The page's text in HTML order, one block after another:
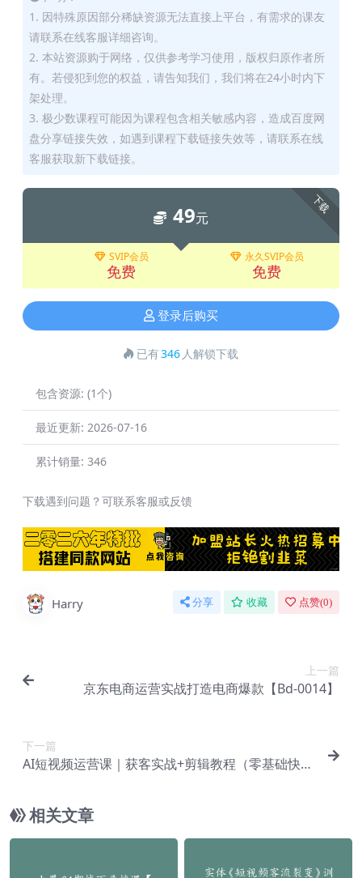
1. 因特殊原因部分稀缺资源无法直接上平台，有需求的课友
请联系在线客服详细咨询。
2. 本站资源购于网络，仅供参考学习使用，版权归原作者所
有。若侵犯到您的权益，请告知我们，我们将在24小时内下
架处理。
3. 极少数课程可能因为课程包含相关敏感内容，造成百度网
盘分享链接失效，如遇到课程下载链接失效等，请联系在线
客服获取新下载链接。
下载
49元
SVIP会员
免费
永久SVIP会员
免费
登录后购买
已有346 人解锁下载
包含资源: (1个)
最近更新: 2026-07-16
累计销量: 346
下载遇到问题？可联系客服或反馈
Harry 分享 收藏 点赞(0)
上一篇
京东电商运营实战打造电商爆款【Bd-0014】
下一篇
AI短视频运营课｜获客实战+剪辑教程（零基础快训
相关文章